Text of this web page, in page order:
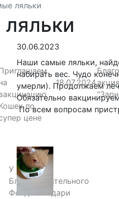
ляльки
по
цене
18.07.2024
У
Благотворительного
Фонда «Подари
30.06.2023
Наши самые ляльки,
набирать вес. Чудо
умерли). Продолжаем
Обязательно
По всем вопросам